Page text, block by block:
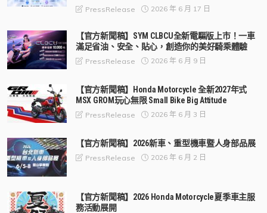
PressRelease 2026 年 6 月 17 日
【官方新聞稿】SYM CLBCU全新電驅版上市！一車
滿足省油、安全、貼心，創造你的美好騎乘體驗
PressRelease 2026 年 6 月 9 日
【官方新聞稿】Honda Motorcycle 全新2027年式
MSX GROM玩心無限 Small Bike Big Attitude
PressRelease 2026 年 6 月 3 日
【官方新聞稿】2026新車、重型機車暨人身部品展
PressRelease 2026 年 6 月 2 日
【官方新聞稿】2026 Honda Motorcycle夏季車主服
務活動展開